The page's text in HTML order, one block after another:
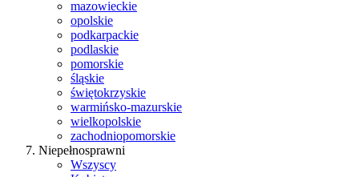
mazowieckie
opolskie
podkarpackie
podlaskie
pomorskie
śląskie
świętokrzyskie
warmińsko-mazurskie
wielkopolskie
zachodniopomorskie
Niepełnosprawni
Wszyscy